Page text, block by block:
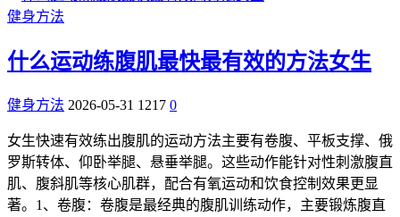
健身方法
什么运动练腹肌最快最有效的方法女生
健身方法 2026-05-31 1217 0
女生快速有效练出腹肌的运动方法主要有卷腹、平板支撑、俄
罗斯转体、仰卧举腿、悬垂举腿。这些动作能针对性刺激腹直
肌、腹斜肌等核心肌群，配合有氧运动和饮食控制效果更显
著。1、卷腹：卷腹是最经典的腹肌训练动作，主要锻炼腹直